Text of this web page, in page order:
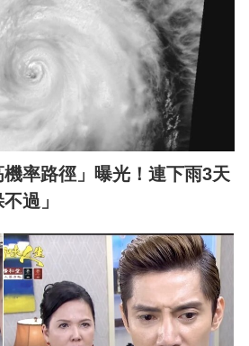
率路徑」曝光！連下雨3天
過」